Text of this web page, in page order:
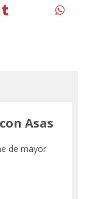
Asas
de mayor